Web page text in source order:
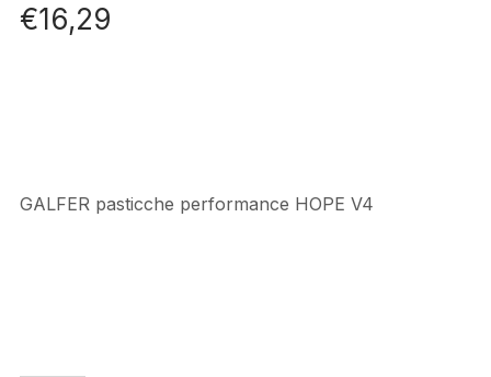
€16,29
GALFER pasticche performance HOPE V4